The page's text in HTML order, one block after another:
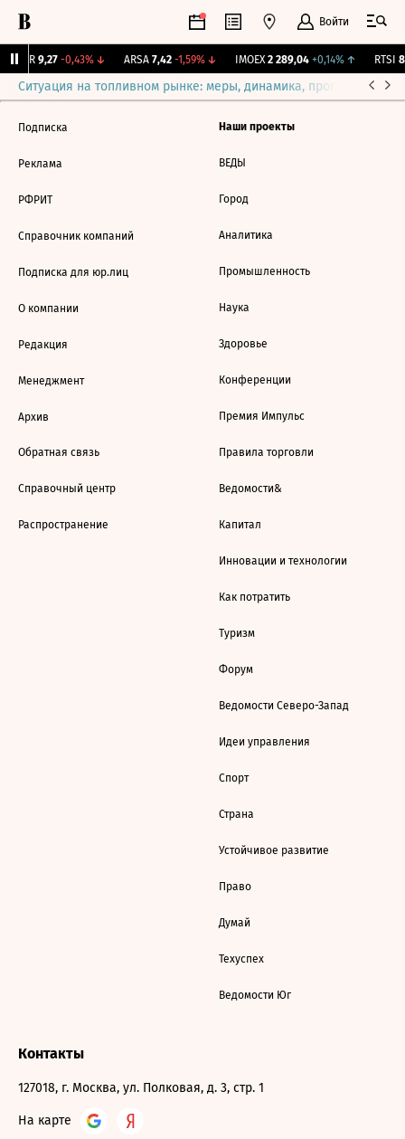
Войти
9,27 -0,43%↓ ARSA 7,42 -1,59%↓ IMOEX 2 289,04 +0,14%↑ RTSI
Ситуация на топливном рынке: меры, динамика, прогнозы
Подписка
Реклама
РФРИТ
Справочник компаний
Подписка для юр.лиц
О компании
Редакция
Менеджмент
Архив
Обратная связь
Справочный центр
Распространение
Наши проекты
ВЕДЫ
Город
Аналитика
Промышленность
Наука
Здоровье
Конференции
Премия Импульс
Правила торговли
Ведомости&
Капитал
Инновации и технологии
Как потратить
Туризм
Форум
Ведомости Северо-Запад
Идеи управления
Спорт
Страна
Устойчивое развитие
Право
Думай
Техуспех
Ведомости Юг
Контакты
127018, г. Москва, ул. Полковая, д. 3, стр. 1
На карте